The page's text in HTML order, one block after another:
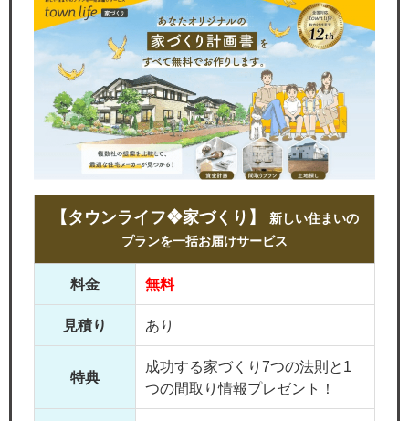
【タウンライフ❖家づくり】
新しい住まいの
プランを一括お届けサービス
料金 無料
見積り あり
特典
成功する家づくり7つの法則と1
つの間取り情報プレゼント！